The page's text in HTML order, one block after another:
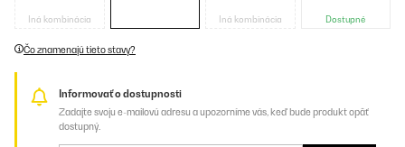
Iná kombinácia Iná kombinácia Dostupné
Čo znamenajú tieto stavy?
Informovať o dostupnosti
Zadajte svoju e-mailovú adresu a upozorníme vás, keď bude produkt opäť
dostupný.